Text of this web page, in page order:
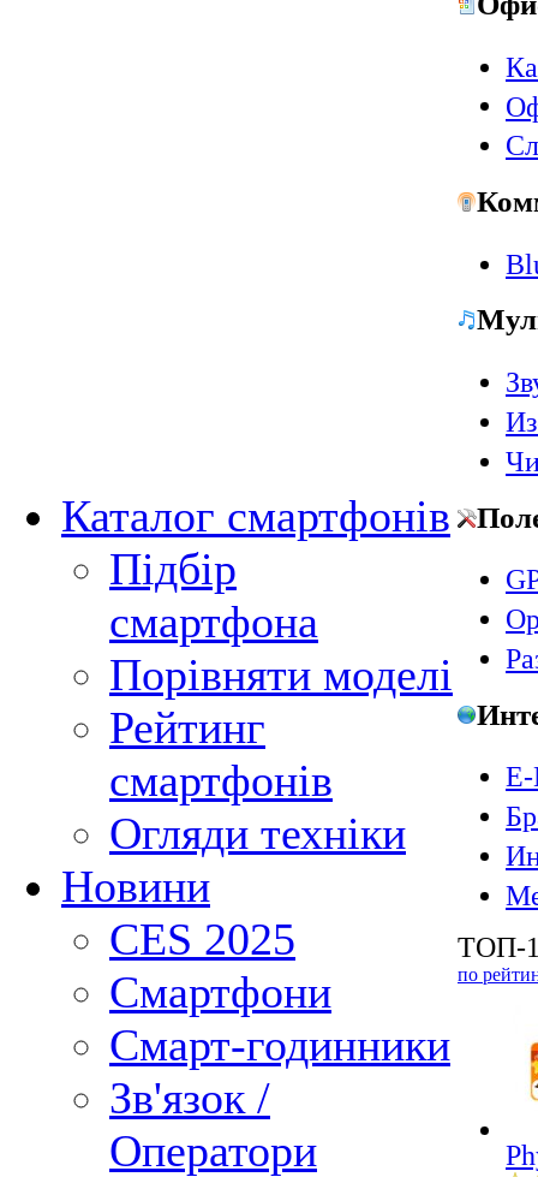
Каталог смартфонів
Підбір
смартфона
Порівняти моделі
Рейтинг
смартфонів
Огляди техніки
Новини
CES 2025
Смартфони
Смарт-годинники
Зв'язок /
Оператори
ТОП-
по